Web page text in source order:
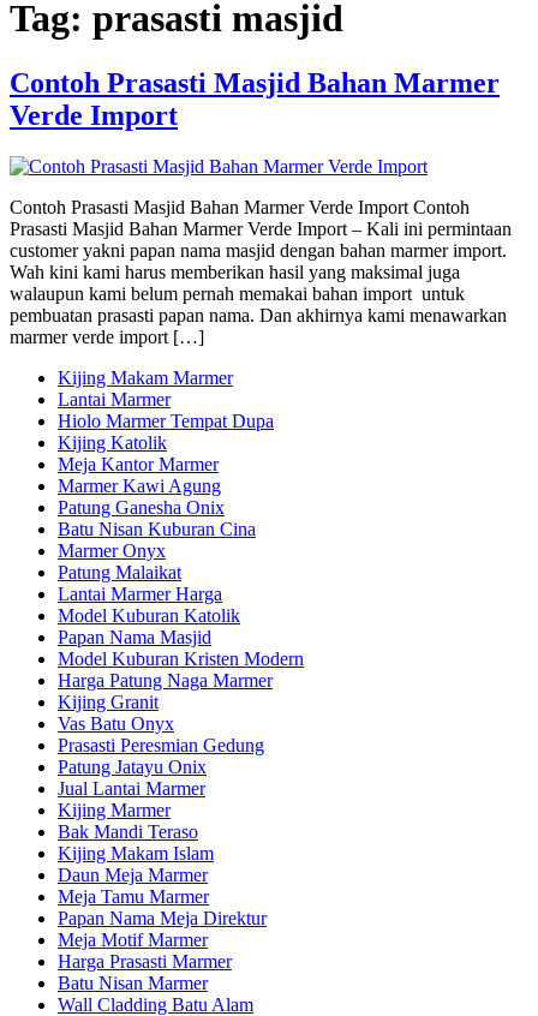
Tag: prasasti masjid
Contoh Prasasti Masjid Bahan Marmer
Verde Import
Contoh Prasasti Masjid Bahan Marmer Verde Import Contoh
Prasasti Masjid Bahan Marmer Verde Import – Kali ini permintaan
customer yakni papan nama masjid dengan bahan marmer import.
Wah kini kami harus memberikan hasil yang maksimal juga
walaupun kami belum pernah memakai bahan import untuk
pembuatan prasasti papan nama. Dan akhirnya kami menawarkan
marmer verde import […]
Kijing Makam Marmer
Lantai Marmer
Hiolo Marmer Tempat Dupa
Kijing Katolik
Meja Kantor Marmer
Marmer Kawi Agung
Patung Ganesha Onix
Batu Nisan Kuburan Cina
Marmer Onyx
Patung Malaikat
Lantai Marmer Harga
Model Kuburan Katolik
Papan Nama Masjid
Model Kuburan Kristen Modern
Harga Patung Naga Marmer
Kijing Granit
Vas Batu Onyx
Prasasti Peresmian Gedung
Patung Jatayu Onix
Jual Lantai Marmer
Kijing Marmer
Bak Mandi Teraso
Kijing Makam Islam
Daun Meja Marmer
Meja Tamu Marmer
Papan Nama Meja Direktur
Meja Motif Marmer
Harga Prasasti Marmer
Batu Nisan Marmer
Wall Cladding Batu Alam